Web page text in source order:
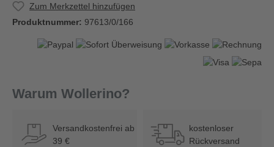
Zum Merkzettel hinzufügen
Produktnummer: 97613/0/166
Warum Wollerino?
Versandkostenfrei ab
39 €
kostenloser
Rückversand